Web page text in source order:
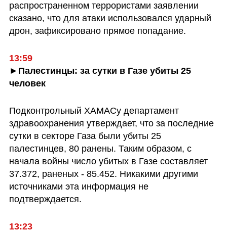
распространенном террористами заявлении
сказано, что для атаки использовался ударный
дрон, зафиксировано прямое попадание.
13:59
►Палестинцы: за сутки в Газе убиты 25
человек
Подконтрольный ХАМАСу департамент
здравоохранения утверждает, что за последние
сутки в секторе Газа были убиты 25
палестинцев, 80 ранены. Таким образом, с
начала войны число убитых в Газе составляет
37.372, раненых - 85.452. Никакими другими
источниками эта информация не
подтверждается.
13:23